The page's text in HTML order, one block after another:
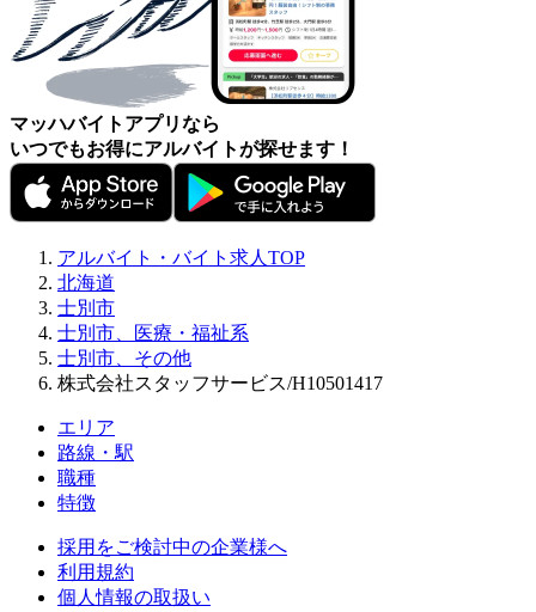
マッハバイトアプリなら
いつでもお得にアルバイトが探せます！
アルバイト・バイト求人TOP
北海道
士別市
士別市、医療・福祉系
士別市、その他
株式会社スタッフサービス/H10501417
エリア
路線・駅
職種
特徴
採用をご検討中の企業様へ
利用規約
個人情報の取扱い